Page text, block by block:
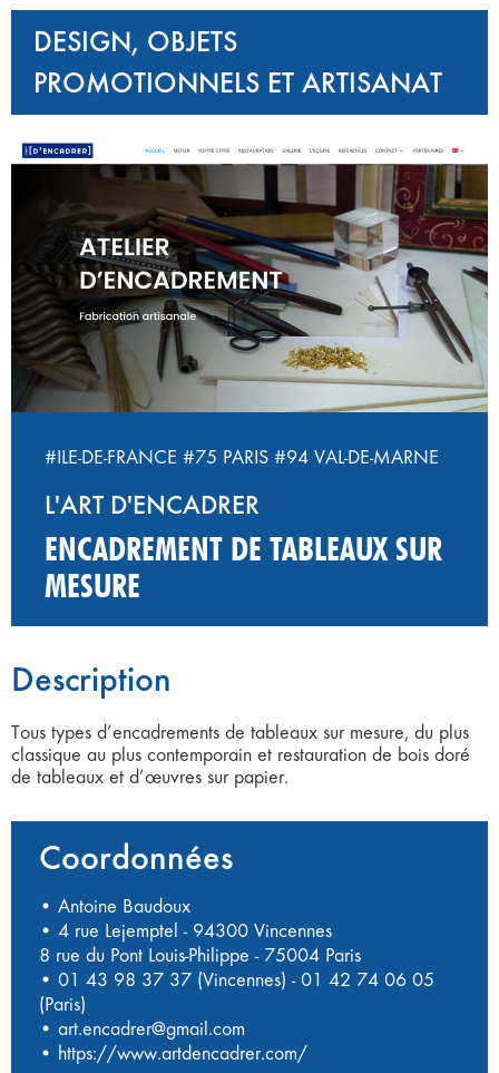
DESIGN, OBJETS
PROMOTIONNELS ET ARTISANAT
#ILE-DE-FRANCE #75 PARIS #94 VAL-DE-MARNE
L'ART D'ENCADRER
ENCADREMENT DE TABLEAUX SUR
MESURE
Description
Tous types d’encadrements de tableaux sur mesure, du plus
classique au plus contemporain et restauration de bois doré
de tableaux et d’œuvres sur papier.
Coordonnées
• Antoine Baudoux
• 4 rue Lejemptel - 94300 Vincennes
8 rue du Pont Louis-Philippe - 75004 Paris
• 01 43 98 37 37 (Vincennes) - 01 42 74 06 05
(Paris)
• art.encadrer@gmail.com
• https://www.artdencadrer.com/